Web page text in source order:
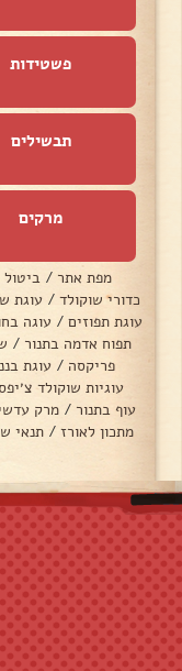
פשטידות
תבשילים
מרקים
מפת אתר /
כדורי שוקולד / עוגת
עוגת תפוזים / עוגה
תפוח אדמה בתנור /
פריקסה / עוגת
עוגיות שוקולד
עוף בתנור / מרק
מתכון לאורז / תנאי